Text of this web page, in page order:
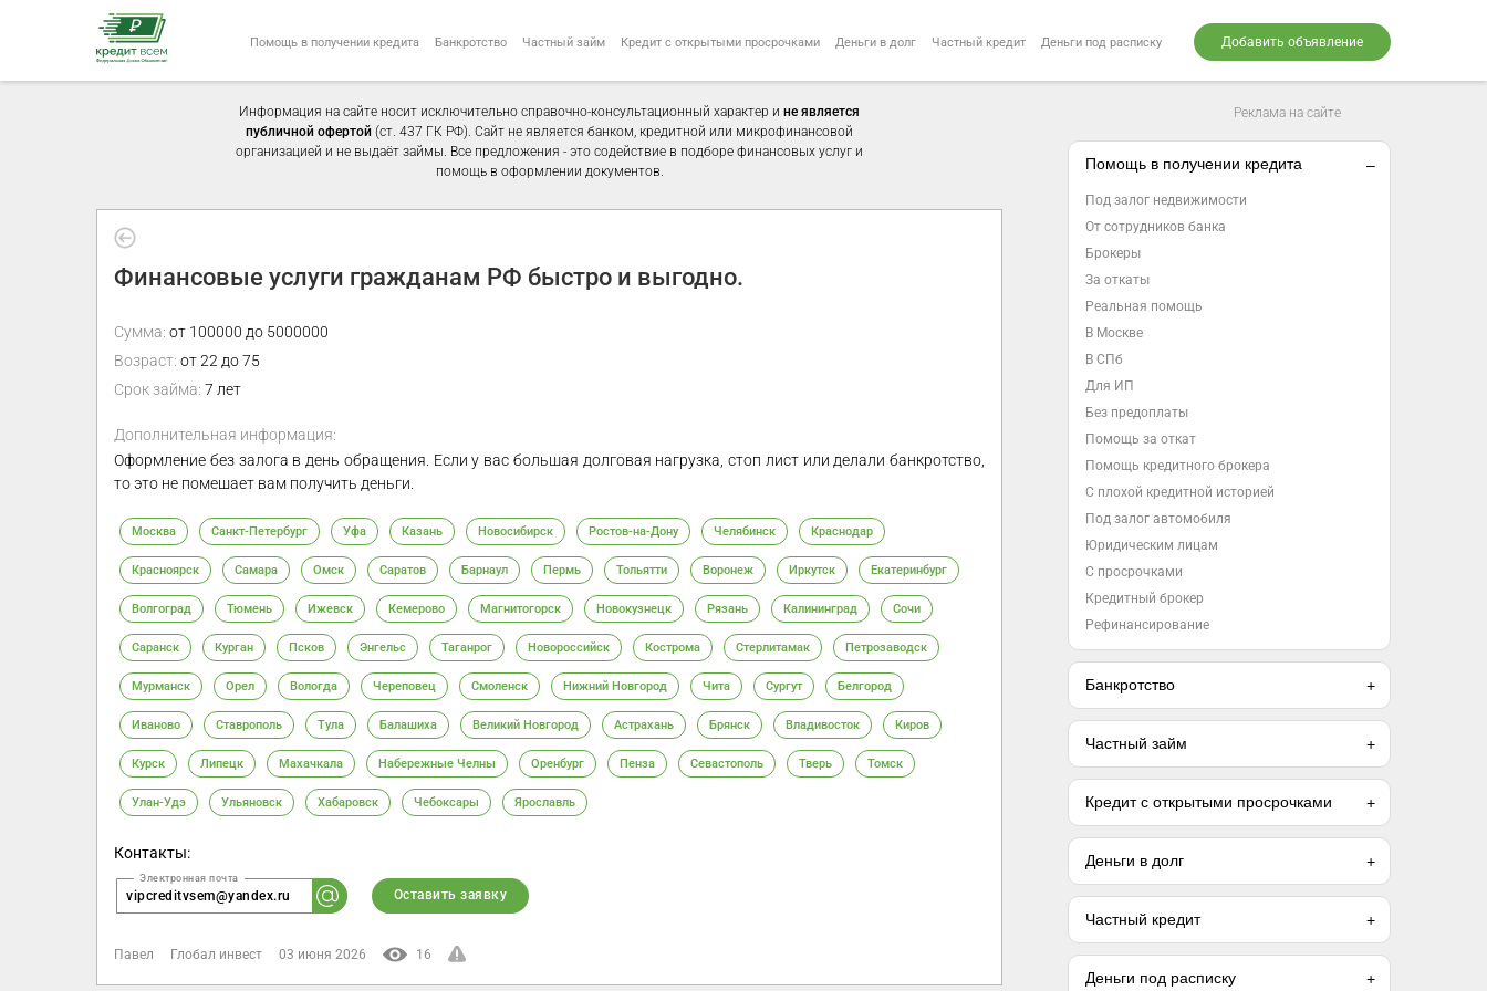
Помощь в получении кредита Банкротство Частный займ Кредит с открытыми просрочками Деньги в долг Частный кредит Деньги под расписку Добавить объявление
Информация на сайте носит исключительно справочно-консультационный характер и не является
публичной офертой (ст. 437 ГК РФ). Сайт не является банком, кредитной или микрофинансовой
организацией и не выдаёт займы. Все предложения - это содействие в подборе финансовых услуг и
помощь в оформлении документов.
Финансовые услуги гражданам РФ быстро и выгодно.
Сумма: от 100000 до 5000000
Возраст: от 22 до 75
Срок займа: 7 лет
Дополнительная информация:
Оформление без залога в день обращения. Если у вас большая долговая нагрузка, стоп лист или делали банкротство,
то это не помешает вам получить деньги.
Москва Санкт-Петербург Уфа Казань Новосибирск Ростов-на-Дону Челябинск Краснодар
Красноярск Самара Омск Саратов Барнаул Пермь Тольятти Воронеж Иркутск Екатеринбург
Волгоград Тюмень Ижевск Кемерово Магнитогорск Новокузнецк Рязань Калининград Сочи
Саранск Курган Псков Энгельс Таганрог Новороссийск Кострома Стерлитамак Петрозаводск
Мурманск Орел Вологда Череповец Смоленск Нижний Новгород Чита Сургут Белгород
Иваново Ставрополь Тула Балашиха Великий Новгород Астрахань Брянск Владивосток Киров
Курск Липецк Махачкала Набережные Челны Оренбург Пенза Севастополь Тверь Томск
Улан-Удэ Ульяновск Хабаровск Чебоксары Ярославль
Контакты:
vipcreditvsem@yandex.ru Оставить заявку
Павел Глобал инвест 03 июня 2026 16
Реклама на сайте
Помощь в получении кредита
Под залог недвижимости
От сотрудников банка
Брокеры
За откаты
Реальная помощь
В Москве
В СПб
Для ИП
Без предоплаты
Помощь за откат
Помощь кредитного брокера
С плохой кредитной историей
Под залог автомобиля
Юридическим лицам
С просрочками
Кредитный брокер
Рефинансирование
Банкротство
Частный займ
Кредит с открытыми просрочками
Деньги в долг
Частный кредит
Деньги под расписку